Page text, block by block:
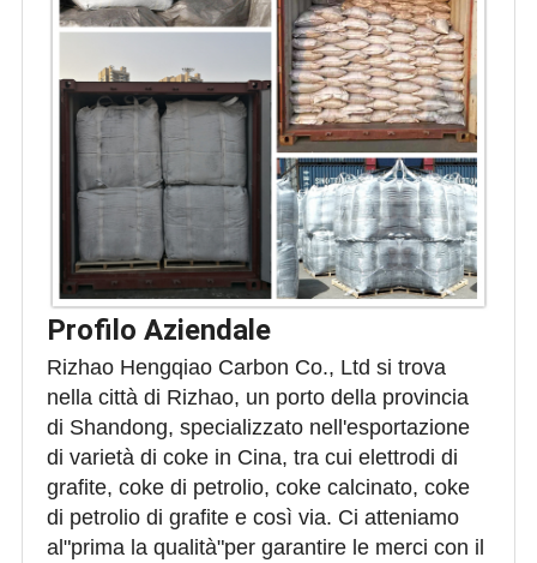
Profilo Aziendale
Rizhao Hengqiao Carbon Co., Ltd si trova
nella città di Rizhao, un porto della provincia
di Shandong, specializzato nell'esportazione
di varietà di coke in Cina, tra cui elettrodi di
grafite, coke di petrolio, coke calcinato, coke
di petrolio di grafite e così via. Ci atteniamo
al"prima la qualità"per garantire le merci con il